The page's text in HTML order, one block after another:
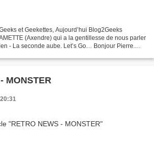
et Geekettes, Aujourd’hui Blog2Geeks
(Axendre) qui a la gentillesse de nous parler
- La seconde aube. Let’s Go… Bonjour Pierre.
MONSTER